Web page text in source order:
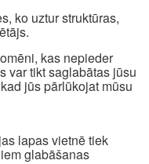
ko uztur struktūras,
kas nepieder
var tikt saglabātas jūsu
jūs pārlūkojat mūsu
lapas vietnē tiek
glabāšanas